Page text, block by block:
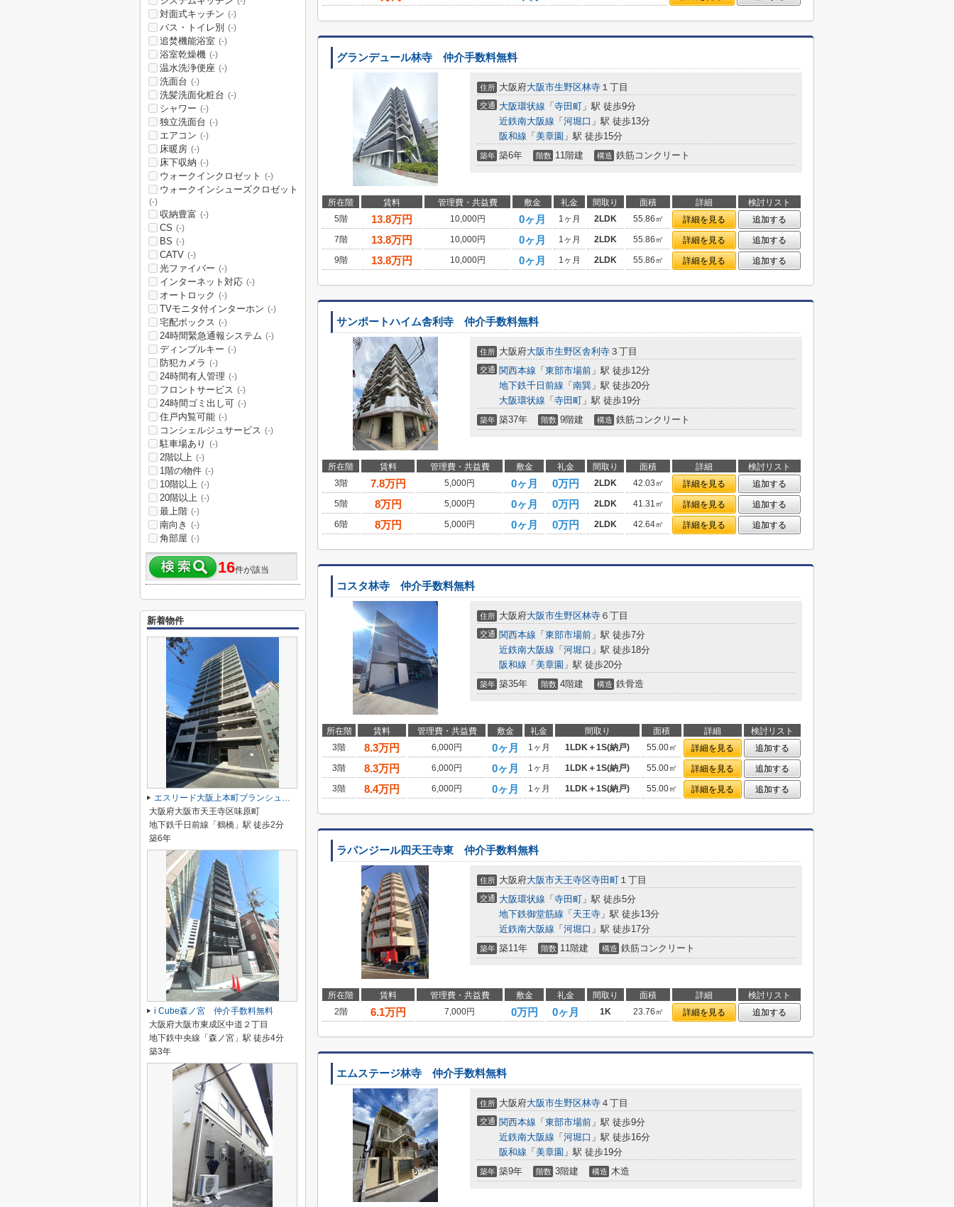
グランデュール林寺 仲介手数料無料
住所 大阪府大阪市生野区林寺 １丁目
交通 大阪環状線 「 寺田町 」駅 徒歩9分
近鉄南大阪線 「 河堀口 」駅 徒歩13分
阪和線 「 美章園 」駅 徒歩15分
築年 築6年 階数 11階建 構造 鉄筋コンクリート
所在階 賃料 管理費・共益費 敷金 礼金 間取り 面積 詳細
検討リスト
5階
13.8万円 10,000円 0ヶ月 1ヶ月 2LDK 55.86㎡ 詳細を見る
追加する
7階
13.8万円 10,000円 0ヶ月 1ヶ月 2LDK 55.86㎡ 詳細を見る
追加する
9階
13.8万円 10,000円 0ヶ月 1ヶ月 2LDK 55.86㎡ 詳細を見る 追加する
サンポートハイム舎利寺 仲介手数料無料
住所 大阪府大阪市生野区舎利寺 ３丁目
交通 関西本線 「 東部市場前 」駅 徒歩12分
地下鉄千日前線 「 南巽 」駅 徒歩20分
大阪環状線 「 寺田町 」駅 徒歩19分
築年 築37年 階数 9階建 構造 鉄筋コンクリート
所在階 賃料 管理費・共益費 敷金 礼金 間取り 面積 詳細
検討リスト
3階
7.8万円 5,000円 0ヶ月 0万円 2LDK 42.03㎡ 詳細を見る
追加する
5階
8万円 5,000円 0ヶ月 0万円 2LDK 41.31㎡ 詳細を見る
追加する
6階
8万円 5,000円 0ヶ月 0万円 2LDK 42.64㎡ 詳細を見る 追加する
コスタ林寺 仲介手数料無料
住所 大阪府大阪市生野区林寺 ６丁目
交通 関西本線 「 東部市場前 」駅 徒歩7分
近鉄南大阪線 「 河堀口 」駅 徒歩18分
阪和線 「 美章園 」駅 徒歩20分
築年 築35年 階数 4階建 構造 鉄骨造
所在階 賃料 管理費・共益費 敷金 礼金 間取り 面積 詳細
検討リスト
3階
8.3万円 6,000円 0ヶ月 1ヶ月 1LDK＋1S(納戸) 55.00㎡ 詳細を見る
追加する
3階
8.3万円 6,000円 0ヶ月 1ヶ月 1LDK＋1S(納戸) 55.00㎡ 詳細を見る
追加する
3階
8.4万円 6,000円 0ヶ月 1ヶ月 1LDK＋1S(納戸) 55.00㎡ 詳細を見る 追加する
ラパンジール四天王寺東 仲介手数料無料
住所 大阪府大阪市天王寺区寺田町 １丁目
交通 大阪環状線 「 寺田町 」駅 徒歩5分
地下鉄御堂筋線 「 天王寺 」駅 徒歩13分
近鉄南大阪線 「 河堀口 」駅 徒歩17分
築年 築11年 階数 11階建 構造 鉄筋コンクリート
所在階 賃料 管理費・共益費 敷金 礼金 間取り 面積 詳細
検討リスト
2階
6.1万円 7,000円 0万円 0ヶ月 1K 23.76㎡ 詳細を見る 追加する
エムステージ林寺 仲介手数料無料
住所 大阪府大阪市生野区林寺 ４丁目
交通 関西本線 「 東部市場前 」駅 徒歩9分
近鉄南大阪線 「 河堀口 」駅 徒歩16分
阪和線 「 美章園 」駅 徒歩19分
築年 築9年 階数 3階建 構造 木造
対面式キッチン (-)
バス・トイレ別 (-)
追焚機能浴室 (-)
浴室乾燥機 (-)
温水洗浄便座 (-)
洗面台 (-)
洗髪洗面化粧台 (-)
シャワー (-)
独立洗面台 (-)
エアコン (-)
床暖房 (-)
床下収納 (-)
ウォークインクロゼット (-)
ウォークインシューズクロゼット
(-)
収納豊富 (-)
CS (-)
BS (-)
CATV (-)
光ファイバー (-)
インターネット対応 (-)
オートロック (-)
TVモニタ付インターホン (-)
宅配ボックス (-)
24時間緊急通報システム (-)
ディンプルキー (-)
防犯カメラ (-)
24時間有人管理 (-)
フロントサービス (-)
24時間ゴミ出し可 (-)
住戸内覧可能 (-)
コンシェルジュサービス (-)
駐車場あり (-)
2階以上 (-)
1階の物件 (-)
10階以上 (-)
20階以上 (-)
最上階 (-)
南向き (-)
角部屋 (-)
16件が該当
新着物件
エスリード大阪上本町ブランシュ 仲介手数料無料
大阪府大阪市天王寺区味原町
地下鉄千日前線「鶴橋」駅 徒歩2分
築6年
i Cube森ノ宮 仲介手数料無料
大阪府大阪市東成区中道２丁目
地下鉄中央線「森ノ宮」駅 徒歩4分
築3年